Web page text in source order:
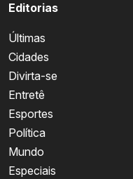
Editorias
Últimas
Cidades
Divirta-se
Entretê
Esportes
Política
Mundo
Especiais